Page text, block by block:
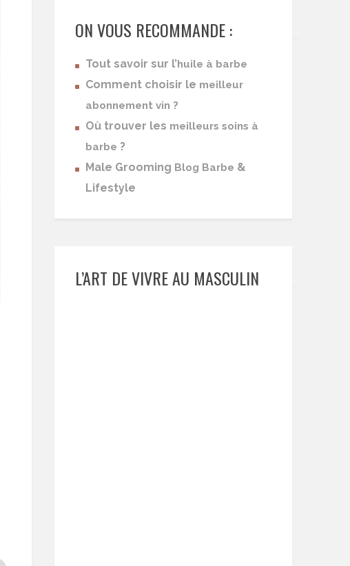
ON VOUS RECOMMANDE :
Tout savoir sur l’huile à barbe
Comment choisir le meilleur
abonnement vin ?
Où trouver les meilleurs soins à
barbe ?
Male Grooming Blog Barbe &
Lifestyle
L’ART DE VIVRE AU MASCULIN